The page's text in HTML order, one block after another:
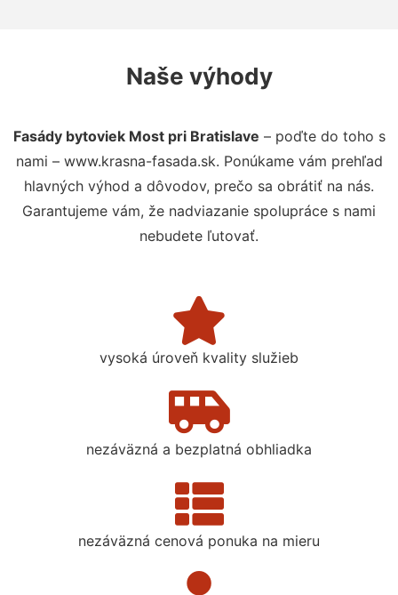
Naše výhody
Fasády bytoviek Most pri Bratislave – poďte do toho s
nami – www.krasna-fasada.sk. Ponúkame vám prehľad
hlavných výhod a dôvodov, prečo sa obrátiť na nás.
Garantujeme vám, že nadviazanie spolupráce s nami
nebudete ľutovať.
vysoká úroveň kvality služieb
nezáväzná a bezplatná obhliadka
nezáväzná cenová ponuka na mieru